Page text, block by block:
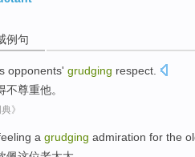
例句
opponents' grudging respect.
不尊重他。
》
a grudging admiration for the